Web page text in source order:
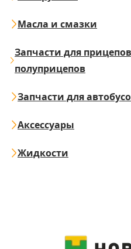
Масла и смазки
Запчасти для
полуприцепов
Запчасти для
Аксессуары
Жидкости